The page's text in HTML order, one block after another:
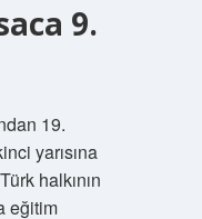
9.
19.
yarısına
halkının
eğitim